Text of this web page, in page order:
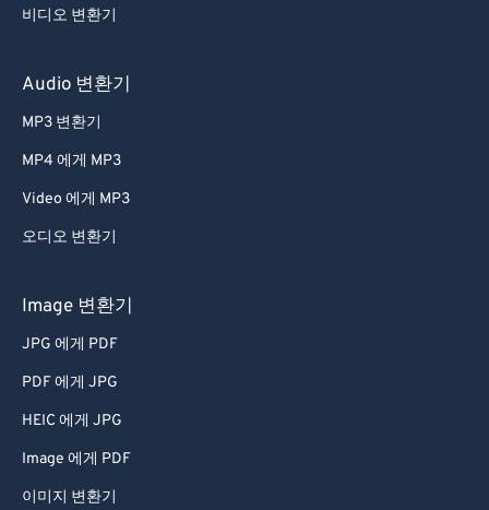
비디오 변환기
Audio 변환기
MP3 변환기
MP4 에게 MP3
Video 에게 MP3
오디오 변환기
Image 변환기
JPG 에게 PDF
PDF 에게 JPG
HEIC 에게 JPG
Image 에게 PDF
이미지 변환기